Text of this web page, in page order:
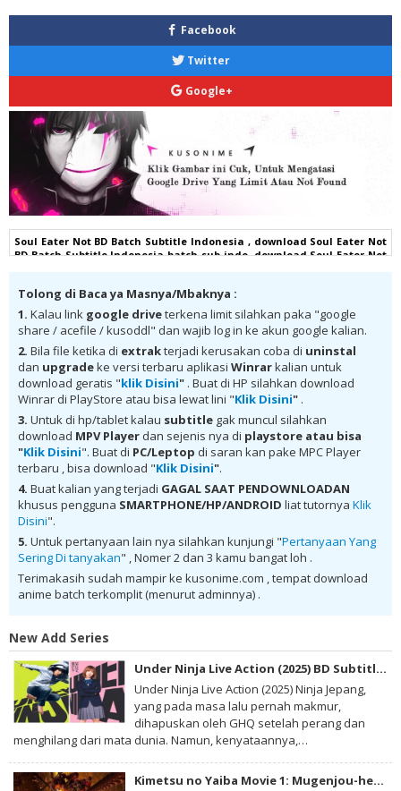
Facebook
Twitter
Google+
Soul Eater Not BD Batch Subtitle Indonesia , download Soul Eater Not
BD Batch Subtitle Indonesia batch sub indo, download Soul Eater Not
Subtitle Indonesia batch subtitle indonesia, Soul Eater Not BD Batch
Subtitle Indonesia batch mp4, Soul Eater Not BD Batch Subtitle
Indonesia bd, Soul Eater Not BD Batch Subtitle Indonesia kurogaze,
Soul Eater Not BD Batch Subtitle Indonesia anibatch, Soul Eater Not
BD Batch Subtitle Indonesia animeindo, Soul Eater Not BD Batch
Subtitle Indonesia samehadaku , donwload anime Soul Eater Not BD
Batch Subtitle Indonesia batch , donwload Soul Eater Not BD Batch
Subtitle Indonesia sub indo, download Soul Eater Not BD Batch
Subtitle Indonesia batch google drive, download Soul Eater Not BD
Batch Subtitle Indonesia batch Mega , donwload Soul Eater Not BD
Batch Subtitle Indonesia MKV 480P , donwload Soul Eater Not BD Batch
Subtitle Indonesia MKV 720P , donwload Soul Eater Not BD Batch
Subtitle Indonesia , donwload Soul Eater Not BD Batch Subtitle
Indonesia anime batch, donwload Soul Eater Not BD Batch Subtitle
Indonesia sub indo, donwload Soul Eater Not BD Batch Subtitle
Indonesia , donwload Soul Eater Not BD Batch Subtitle Indonesia
batch sub indo , download anime Soul Eater Not BD Batch Subtitle
Indonesia , anime Soul Eater Not BD Batch Subtitle Indonesia ,
download anime mp4 , mkv , 3gp sub indo , download anime sub indo ,
download anime sub indo Soul Eater Not BD Batch Subtitle Indonesia
Tolong di Baca ya Masnya/Mbaknya :
1. Kalau link google driveterkena limit silahkan paka "google
share / acefile / kusoddl" dan wajib log in ke akun google kalian.
2. Bila file ketika di extrakterjadi kerusakan coba di uninstal
dan upgradeke versi terbaru aplikasi Winrarkalian untuk
download geratis "klik Disini" . Buat di HP silahkan download
Winrar di PlayStore atau bisa lewat lini "Klik Disini" .
3. Untuk di hp/tablet kalau subtitle gak muncul silahkan
download MPV Player dan sejenis nya di playstore atau bisa
"Klik Disini". Buat di PC/Leptop di saran kan pake MPC Player
terbaru , bisa download "Klik Disini".
4. Buat kalian yang terjadi GAGAL SAAT PENDOWNLOADAN
khusus pengguna SMARTPHONE/HP/ANDROID liat tutornya Klik
Disini".
5. Untuk pertanyaan lain nya silahkan kunjungi "Pertanyaan Yang
Sering Di tanyakan" , Nomer 2 dan 3 kamu bangat loh .
Terimakasih sudah mampir ke kusonime.com , tempat download
anime batch terkomplit (menurut adminnya) .
New Add Series
Under Ninja Live Action (2025) BD Subtitle Indonesia
Under Ninja Live Action (2025) Ninja Jepang,
yang pada masa lalu pernah makmur,
dihapuskan oleh GHQ setelah perang dan
menghilang dari mata dunia. Namun, kenyataannya,…
Kimetsu no Yaiba Movie 1: Mugenjou-hen – Akaza Sairai BD Subtitle Indonesia